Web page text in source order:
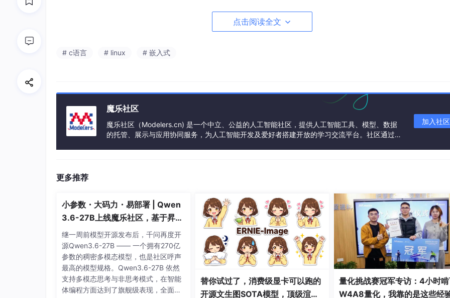
既然一个引脚可以用于输入、输出、或其他功能，那么一定有一个寄存器用来选择这些功能（control）；对于输
器让这个引脚输出高电平/低电平（Data）；对于其他特俗功能，则有另外的寄存器来控制它
从这个寄存器的名字可以看出，GP表示是一个GPIO口，x表示是哪个组，CON表示contro，用于控制选择输出
出/特殊功能（你也可以理解为Configure 配置）
为0时，相应引脚问输出引脚，此时我们可以在GPADAT中相应位写入0或1让此引脚输出低电平/高电平；当
中某位被设为1时，相应引脚为地址线或用于地址控制，此时CPADAT就无效。因此一般而言GPACON通常被设
以便访问外部存储器件。（这仅限于PORTA）
对于PORTB~PORTH/J寄存器操作完全相同。每两位控制一个引脚：
00:表示输入
01：表示输出
10：表示特殊功能
11：保留不用
点击阅读全文
# c语言 # linux # 嵌入式
魔乐社区
魔乐社区（Modelers.cn) 是一个中立、公益的人工智能社区，提供人工智能工具、模型、数据
的托管、展示与应用协同服务，为人工智能开发及爱好者搭建开放的学习交流平台。社区通过理
加入社区
更多推荐
小参数・大码力・易部署 | Qwen
3.6-27B上线魔乐社区，基于昇腾
的部署教程来了
继一周前模型开源发布后，千问再度开
源Qwen3.6-27B —— 一个拥有270亿
参数的稠密多模态模型，也是社区呼声
最高的模型规格。Qwen3.6-27B 依然
支持多模态思考与非思考模式，在智能
体编程方面达到了旗舰级表现，全面超
替你试过了，消费级显卡可以跑的
开源文生图SOTA模型，顶级渲
量化挑战赛冠军专访：4小时
W4A8量化，我靠的是这些经